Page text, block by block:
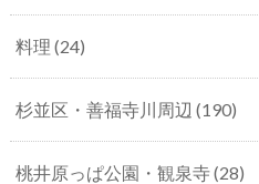
料理 (24)
杉並区・善福寺川周辺 (190)
桃井原っぱ公園・観泉寺(28)